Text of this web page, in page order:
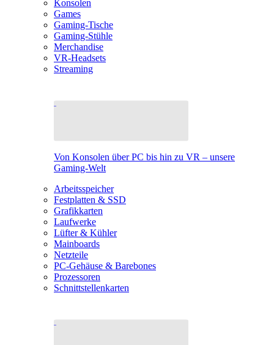
Konsolen
Games
Gaming-Tische
Gaming-Stühle
Merchandise
VR-Headsets
Streaming
Von Konsolen über PC bis hin zu VR – unsere
Gaming-Welt
Arbeitsspeicher
Festplatten & SSD
Grafikkarten
Laufwerke
Lüfter & Kühler
Mainboards
Netzteile
PC-Gehäuse & Barebones
Prozessoren
Schnittstellenkarten